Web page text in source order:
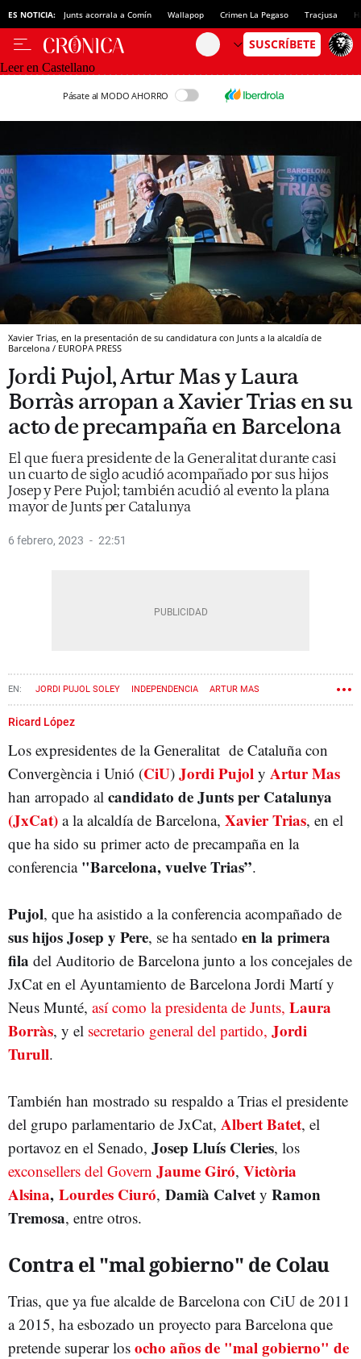
ES NOTICIA: Junts acorrala a Comín Wallapop Crimen La Pegaso Tracjusa
Leer en Castellano
Pásate al MODO AHORRO
Xavier Trias, en la presentación de su candidatura con Junts a la alcaldía de
Barcelona / EUROPA PRESS
Jordi Pujol, Artur Mas y Laura
Borràs arropan a Xavier Trias en su
acto de precampaña en Barcelona
El que fuera presidente de la Generalitat durante casi
un cuarto de siglo acudió acompañado por sus hijos
Josep y Pere Pujol; también acudió al evento la plana
mayor de Junts per Catalunya
6 febrero, 2023 22:51
JORDI PUJOL SOLEY INDEPENDENCIA ARTUR MAS
NACIONALISMO
JUNTS PER CATALUNYA ELECCIONES MUNICIPALES
Ricard López
Los expresidentes de la Generalitat de Cataluña con
Convergència i Unió (CiU) Jordi Pujol y Artur Mas
han arropado al candidato de Junts per Catalunya
(JxCat) a la alcaldía de Barcelona, Xavier Trias, en el
que ha sido su primer acto de precampaña en la
conferencia "Barcelona, vuelve Trias”.
Pujol, que ha asistido a la conferencia acompañado de
sus hijos Josep y Pere, se ha sentado en la primera
fila del Auditorio de Barcelona junto a los concejales de
JxCat en el Ayuntamiento de Barcelona Jordi Martí y
Neus Munté, así como la presidenta de Junts, Laura
Borràs, y el secretario general del partido, Jordi
Turull.
También han mostrado su respaldo a Trias el presidente
del grupo parlamentario de JxCat, Albert Batet, el
portavoz en el Senado, Josep Lluís Cleries, los
exconsellers del Govern Jaume Giró, Victòria
Alsina, Lourdes Ciuró, Damià Calvet y Ramon
Tremosa, entre otros.
Contra el "mal gobierno" de Colau
Trias, que ya fue alcalde de Barcelona con CiU de 2011
a 2015, ha esbozado un proyecto para Barcelona que
pretende superar los ocho años de "mal gobierno" de